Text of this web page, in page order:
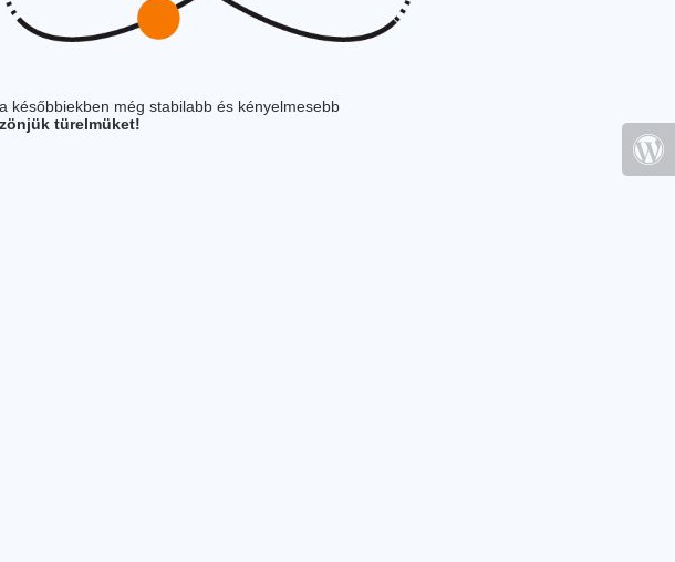
későbbiekben még stabilabb és kényelmesebb
türelmüket!